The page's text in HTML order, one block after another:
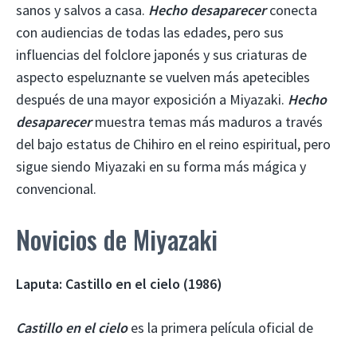
sanos y salvos a casa. Hecho desaparecer conecta
con audiencias de todas las edades, pero sus
influencias del folclore japonés y sus criaturas de
aspecto espeluznante se vuelven más apetecibles
después de una mayor exposición a Miyazaki. Hecho
desaparecermuestra temas más maduros a través
del bajo estatus de Chihiro en el reino espiritual, pero
sigue siendo Miyazaki en su forma más mágica y
convencional.
Novicios de Miyazaki
Laputa: Castillo en el cielo (1986)
Castillo en el cieloes la primera película oficial de